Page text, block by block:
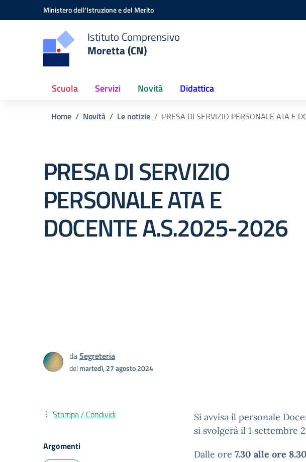
Vai ai contenuti
Vai al menu di navigazioneMinistero dell'Istruzione e del Merito
Istituto Comprensivo
Moretta (CN)
Scuola Servizi Novità Didattica
Home Novità Le notizie PRESA DI SERVIZIO PERSONALE ATA E
PRESA DI SERVIZIO
PERSONALE ATA E
DOCENTE A.S.2025-2026
daSegreteria
delmartedì, 27 agosto 2024
Si avvisa il personale
si svolgerà il 1 settembre
Dalle ore 7.30 alle ore
Stampa / Condividi
Argomenti